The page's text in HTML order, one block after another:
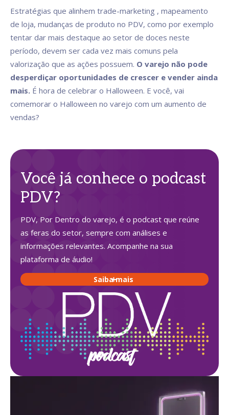
Estratégias que alinhem trade-marketing , mapeamento
de loja, mudanças de produto no PDV, como por exemplo
tentar dar mais destaque ao setor de doces neste
período, devem ser cada vez mais comuns pela
valorização que as ações possuem. O varejo não pode
desperdiçar oportunidades de crescer e vender ainda
mais. É hora de celebrar o Halloween. E você, vai
comemorar o Halloween no varejo com um aumento de
vendas?
Você já conhece o podcast
PDV?
PDV, Por Dentro do varejo, é o podcast que reúne
as feras do setor, sempre com análises e
informações relevantes. Acompanhe na sua
plataforma de áudio!
Saiba mais